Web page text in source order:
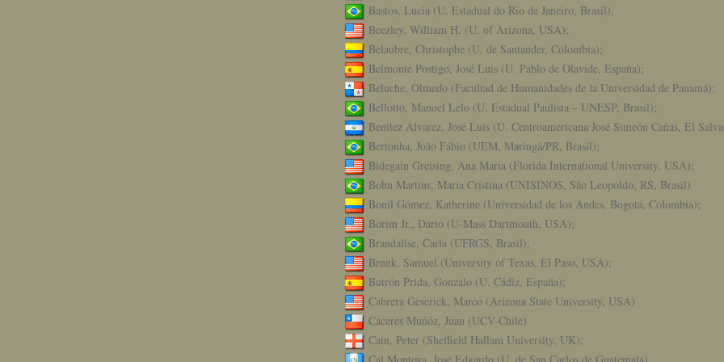
Bastos, Lucia (U. Estadual do Rio de Janeiro, Brasil),
Beezley, William H. (U. of Arizona, USA);
Belaubre, Christophe (U. de Santander, Colombia);
Belmonte Postigo, José Luis (U. Pablo de Olavide, España);
Beluche, Olmedo (Facultad de Humanidades de la Universidad de Panamá);
Bellotto, Manoel Lelo (U. Estadual Paulista – UNESP, Brasil);
Benítez Álvarez, José Luis (U. Centroamericana José Simeón Cañas, El
Bertonha, João Fábio (UEM, Maringá/PR, Brasil);
Bidegain Greising, Ana Maria (Florida International University, USA);
Bohn Martins, Maria Cristina (UNISINOS, São Leopoldo, RS, Brasil)
Bonil Gómez, Katherine (Universidad de los Andes, Bogotá, Colombia);
Borim Jr., Dário (U-Mass Dartmouth, USA);
Brandalise, Carla (UFRGS, Brasil);
Brunk, Samuel (University of Texas, El Paso, USA);
Butrón Prida, Gonzalo (U. Cádiz, España);
Cabrera Geserick, Marco (Arizona State University, USA)
Cáceres Muñóz, Juan (UCV-Chile)
Cain, Peter (Sheffield Hallam University, UK);